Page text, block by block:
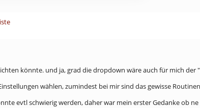
könnte. und ja, grad die dropdown wäre auch für mich der
wählen, zumindest bei mir sind das gewisse
evtl schwierig werden, daher war mein erster Gedanke ob